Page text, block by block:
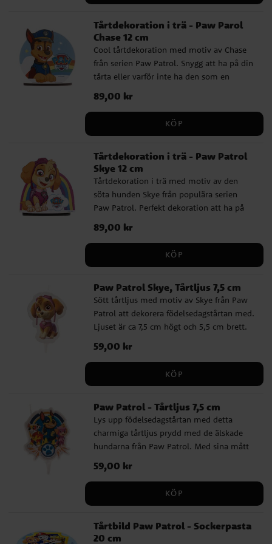
negativ effekt på barns beteende och
koncentration. Fri från gluten, laktos och
mjölkprotein. Passar för vegetarianer.
Näringsvärde per 100 g: Energi 1463 kJ /
352 kcal | Fett 0,4 g varav mättat fett 0,3 g
| Kolhydrater 85 g varav socker 60 g |
Protein 1,1 g | Salt 0,3 g Observera att
tillverkaren kan ha ändrat
publicerades. Kontrollera alltid produktens
originalförpackning för de senaste
uppgifterna.
Tårtdekoration i trä - Paw Parol
Chase 12 cm
Cool tårtdekoration med motiv av Chase
från serien Paw Patrol. Snygg att ha på din
tårta eller varför inte ha den som en
tillverkad i trä, 12 x 12,5 cm stor och kan
Pris:89,00 kr
89,00 kr
KÖP
Tårtdekoration i trä - Paw Patrol
Skye 12 cm
Tårtdekoration i trä med motiv av den
söta hunden Skye från populära serien
Paw Patrol. Perfekt dekoration att ha på
din tårta eller andra bakverk inför kalaset.
Funkar även att ha som en dekoration på
bordet. Figuren är 12 x 12,5 cm stor och är
tillverkad i trä. Produkten kan
Pris:89,00 kr
89,00 kr
KÖP
Paw Patrol Skye, Tårtljus 7,5 cm
Sött tårtljus med motiv av Skye från Paw
Patrol att dekorera födelsedagstårtan med.
Ljuset är ca 7,5 cm högt och 5,5 cm brett.
Pris:59,00 kr
59,00 kr
KÖP
Paw Patrol - Tårtljus 7,5 cm
Lys upp födelsedagstårtan med detta
charmiga tårtljus prydd med de älskade
hundarna från Paw Patrol. Med sina mått
på 7,5 cm i höjd och 5,5 cm i bredd, blir
det en perfekt detalj för att göra tårtan
Pris:59,00 kr
59,00 kr
KÖP
Tårtbild Paw Patrol - Sockerpasta
20 cm